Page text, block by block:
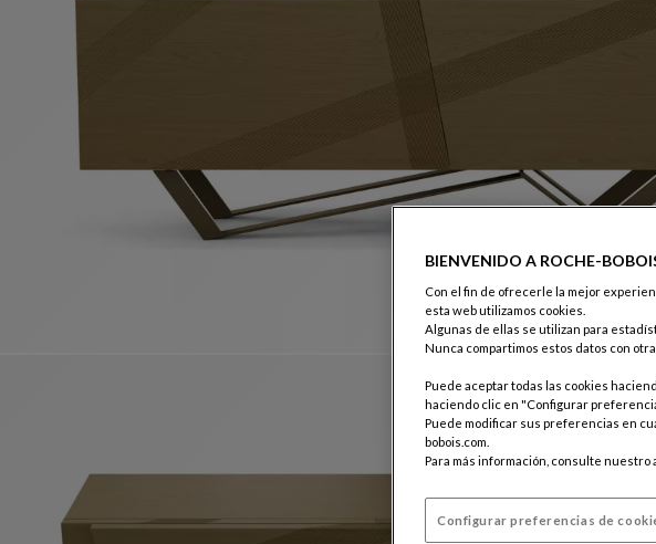
BIENVENIDO A ROCHE-
Con el fin de ofrecerle la mejor
esta web utilizamos cookies.
Algunas de ellas se utilizan para
Nunca compartimos estos datos con
Puede aceptar todas las cookies
haciendo clic en "Configurar
Puede modificar sus preferencias en
bobois.com.
Para más información, consulte nuestro
Configurar preferencias de